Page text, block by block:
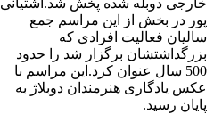
پور در بخش از این مراسم جمع
سالیان فعالیت افرادی که
بزرگداشتشان برگزار شد را حدود
500 سال عنوان کرد.این مراسم با
عکس یادگاری هنرمندان دوبلاژ به
پایان رسید.